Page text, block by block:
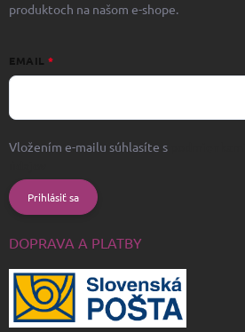
produktoch na našom e-shope.
EMAIL
Vložením e-mailu súhlasíte s
Prihlásiť sa
DOPRAVA A PLATBY